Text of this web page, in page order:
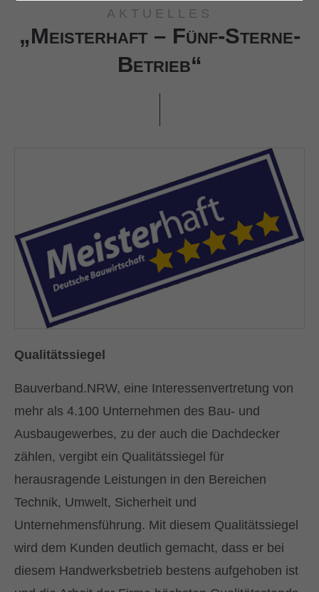
/ 365days
Cybersteel Inc.
376-293 City Road, Suite 600
San Francisco, CA 94102
Have any questions?
+44 1234 567 890
Drop us a line
About us
Lorem ipsum dolor sit amet, consectetuer
adipiscing elit.
Aenean commodo ligula eget dolor. Aenean
massa. Cum sociis natoque penatibus et
magnis dis parturient montes, nascetur
ridiculus mus. Donec quam felis, ultricies nec.
AKTUELLES
„Meisterhaft – Fünf-Sterne-
Betrieb“
Qualitätssiegel
Bauverband.NRW, eine Interessenvertretung von
mehr als 4.100 Unternehmen des Bau- und
Ausbaugewerbes, zu der auch die Dachdecker
zählen, vergibt ein Qualitätssiegel für
herausragende Leistungen in den Bereichen
Technik, Umwelt, Sicherheit und
Unternehmensführung. Mit diesem Qualitätssiegel
wird dem Kunden deutlich gemacht, dass er bei
diesem Handwerksbetrieb bestens aufgehoben ist